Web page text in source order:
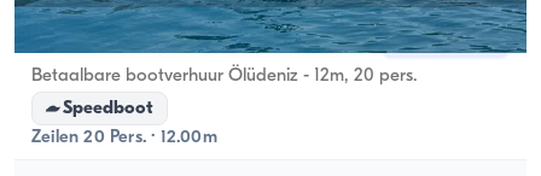
Ölüdeniz, Muğla Nieuwe boot
Betaalbare bootverhuur Ölüdeniz - 12m, 20 pers.
Speedboot
Zeilen 20 Pers. · 12.00m